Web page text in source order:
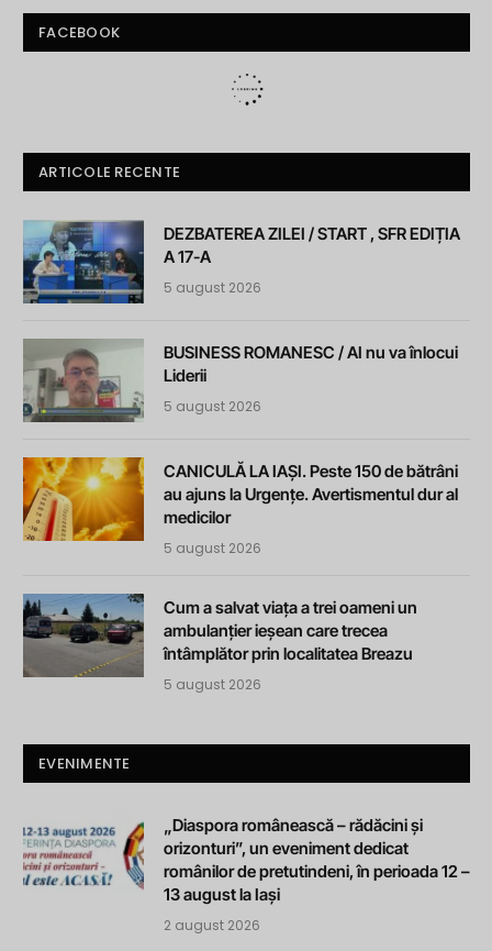
FACEBOOK
ARTICOLE RECENTE
DEZBATEREA ZILEI / START , SFR EDIȚIA
A 17-A
5 august 2026
BUSINESS ROMANESC / AI nu va înlocui
Liderii
5 august 2026
CANICULĂ LA IAȘI. Peste 150 de bătrâni
au ajuns la Urgențe. Avertismentul dur al
medicilor
5 august 2026
Cum a salvat viața a trei oameni un
ambulanțier ieșean care trecea
întâmplător prin localitatea Breazu
5 august 2026
EVENIMENTE
„Diaspora românească – rădăcini și
orizonturi”, un eveniment dedicat
românilor de pretutindeni, în perioada 12 –
13 august la Iași
2 august 2026